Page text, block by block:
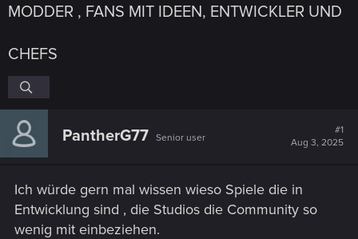
MODDER , FANS MIT IDEEN, ENTWICKLER UND
CHEFS
PantherG77 Senior user
#1
Aug 3, 2025
Ich würde gern mal wissen wieso Spiele die in
Entwicklung sind , die Studios die Community so
wenig mit einbeziehen.